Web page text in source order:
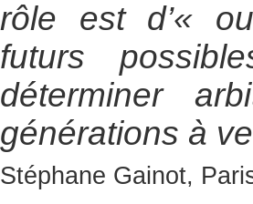
rôle est d’«
futurs
déterminer
générations à
Stéphane Gainot,